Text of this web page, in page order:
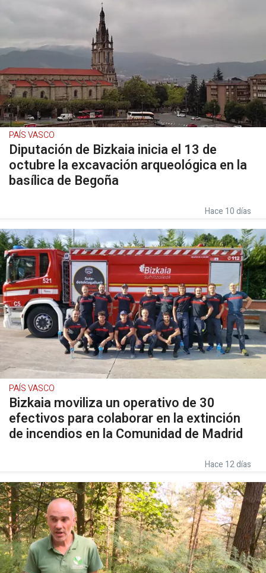
PAÍS VASCO
Diputación de Bizkaia inicia el 13 de
octubre la excavación arqueológica en la
basílica de Begoña
Hace 10 días
PAÍS VASCO
Bizkaia moviliza un operativo de 30
efectivos para colaborar en la extinción
de incendios en la Comunidad de Madrid
Hace 12 días